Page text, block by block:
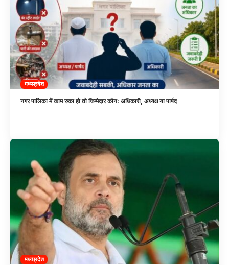
मध्यप्रदेश
नगर पालिका में काम रुका हो तो जिम्मेदार कौन: अधिकारी, अध्यक्ष या पार्षद
मध्यप्रदेश